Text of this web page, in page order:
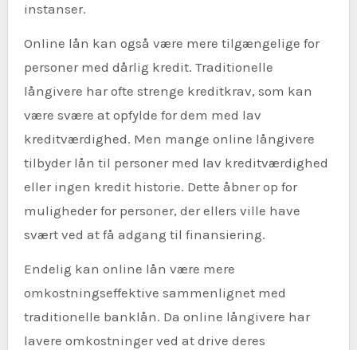
instanser.
Online lån kan også være mere tilgængelige for
personer med dårlig kredit. Traditionelle
långivere har ofte strenge kreditkrav, som kan
være svære at opfylde for dem med lav
kreditværdighed. Men mange online långivere
tilbyder lån til personer med lav kreditværdighed
eller ingen kredit historie. Dette åbner op for
muligheder for personer, der ellers ville have
svært ved at få adgang til finansiering.
Endelig kan online lån være mere
omkostningseffektive sammenlignet med
traditionelle banklån. Da online långivere har
lavere omkostninger ved at drive deres